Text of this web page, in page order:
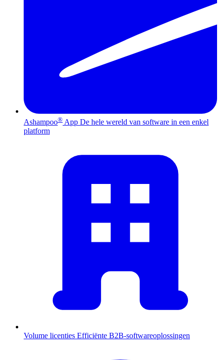
Ashampoo® App De hele wereld van software in een enkel
platform
Volume licenties Efficiënte B2B-softwareoplossingen